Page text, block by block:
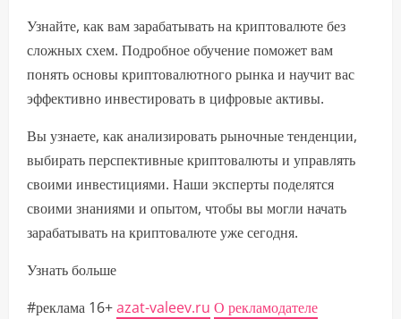
Узнайте, как вам зарабатывать на криптовалюте без
сложных схем. Подробное обучение поможет вам
понять основы криптовалютного рынка и научит вас
эффективно инвестировать в цифровые активы.
Вы узнаете, как анализировать рыночные тенденции,
выбирать перспективные криптовалюты и управлять
своими инвестициями. Наши эксперты поделятся
своими знаниями и опытом, чтобы вы могли начать
зарабатывать на криптовалюте уже сегодня.
Узнать больше
#реклама 16+azat-valeev.ru О рекламодателе